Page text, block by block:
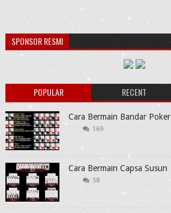
SPONSOR RESMI
POPULAR RECENT
Cara Bermain Bandar Poker
169
Cara Bermain Capsa Susun
58